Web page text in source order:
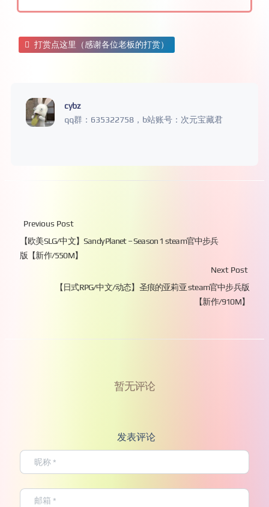
打赏点这里（感谢各位老板的打赏）
cybz
qq群：635322758，b站账号：次元宝藏君
Previous Post
【欧美SLG/中文】Sandy Planet – Season 1 steam官中步兵
版【新作/550M】
Next Post
【日式RPG/中文/动态】圣痕的亚莉亚 steam官中步兵版
【新作/910M】
暂无评论
发表评论